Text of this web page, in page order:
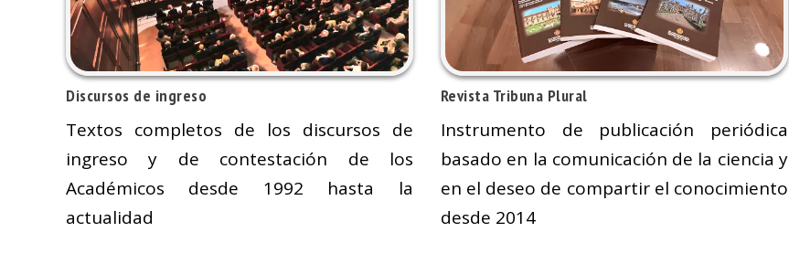
Discursos de ingreso
Textos completos de los discursos de
ingreso y de contestación de los
Académicos desde 1992 hasta la
actualidad
Revista Tribuna Plural
Instrumento de publicación periódica
basado en la comunicación de la ciencia y
en el deseo de compartir el conocimiento
desde 2014